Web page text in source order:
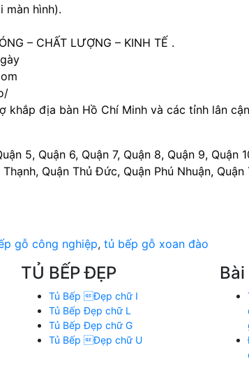
màn hình).
– CHẤT LƯỢNG – KINH TẾ .
khắp địa bàn Hồ Chí Minh và các tỉnh lân
5, Quận 6, Quận 7, Quận 8, Quận 9, Quận
Quận Thủ Đức, Quận Phú Nhuận, Quận
gỗ công nghiệp, tủ bếp gỗ xoan đào
TỦ BẾP ĐẸP
Tủ Bếp Đẹp chữ I
Tủ Bếp Đẹp chữ L
Tủ Bếp Đẹp chữ G
Tủ Bếp Đẹp chữ U